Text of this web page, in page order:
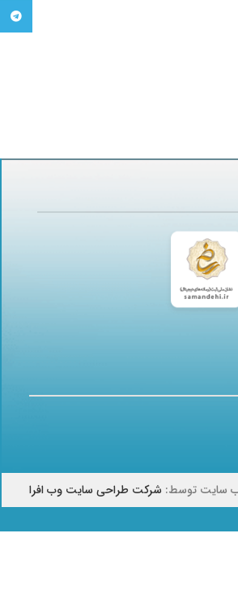
سایت توسط: شرکت طراحی سایت وب افرا
تلگرام